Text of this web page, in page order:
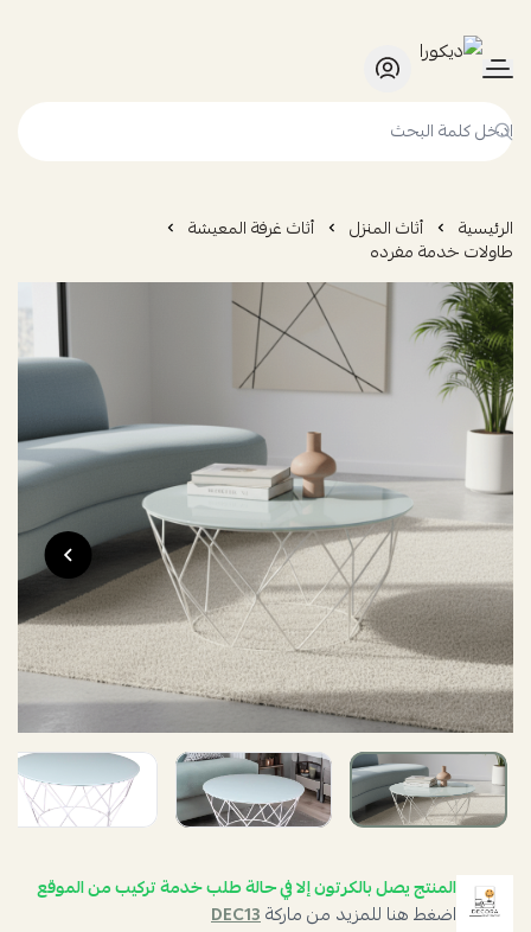
ديكورا
الرئيسية أثاث المنزل أثاث غرفة المعيشة
طاولات خدمة مفرده
المنتج يصل بالكرتون إلا في حالة طلب خدمة تركيب من الموقع
اضغط هنا للمزيد من ماركةDEC13